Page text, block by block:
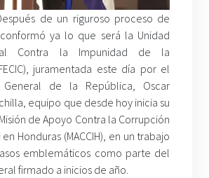
de un riguroso proceso de
ya lo que será la Unidad
Contra la Impunidad de la
juramentada este día por el
General de la República, Oscar
equipo que desde hoy inicia su
de Apoyo Contra la Corrupción
Honduras (MACCIH), en un trabajo
emblemáticos como parte del
firmado a inicios de año.